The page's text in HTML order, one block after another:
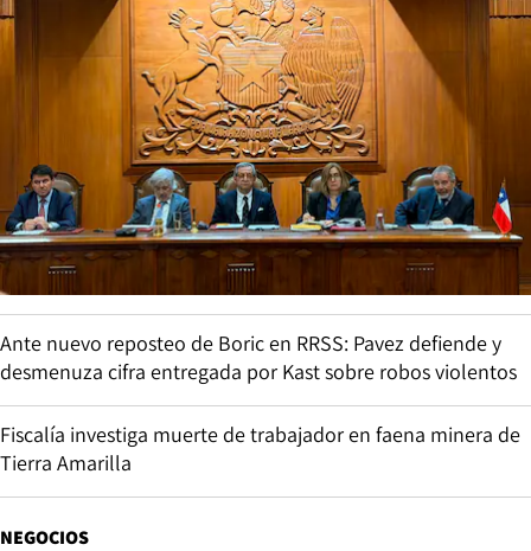
Ante nuevo reposteo de Boric en RRSS: Pavez defiende y
desmenuza cifra entregada por Kast sobre robos violentos
Fiscalía investiga muerte de trabajador en faena minera de
Tierra Amarilla
NEGOCIOS